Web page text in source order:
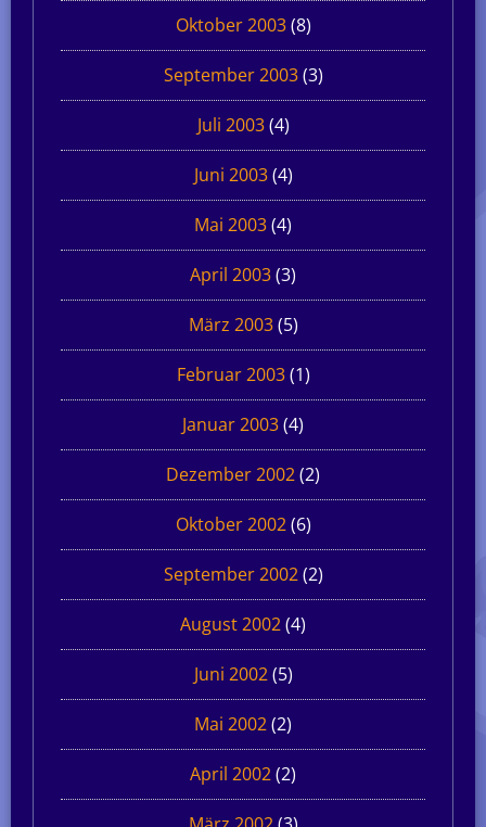
Oktober 2003(8)
September 2003(3)
Juli 2003(4)
Juni 2003(4)
Mai 2003(4)
April 2003(3)
März 2003(5)
Februar 2003(1)
Januar 2003(4)
Dezember 2002(2)
Oktober 2002(6)
September 2002(2)
August 2002(4)
Juni 2002(5)
Mai 2002(2)
April 2002(2)